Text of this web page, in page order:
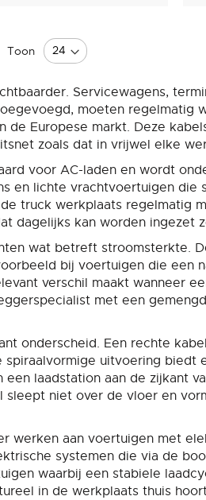
Toon
Servicewagens,
moeten regelmatig
Europese markt. Deze
zoals dat in vrijwel elke
voor AC-laden en wordt
en lichte vrachtvoertuigen die
truck werkplaats regelmatig
dagelijks kan worden ingezet
wat betreft stroomsterkte.
bij voertuigen die een
verschil maakt wanneer
met een
onderscheid. Een rechte
uitvoering biedt
laadstation aan de zijkant
niet over de vloer en
aan voertuigen met
systemen die via de
waarbij een stabiele
in de werkplaats thuis